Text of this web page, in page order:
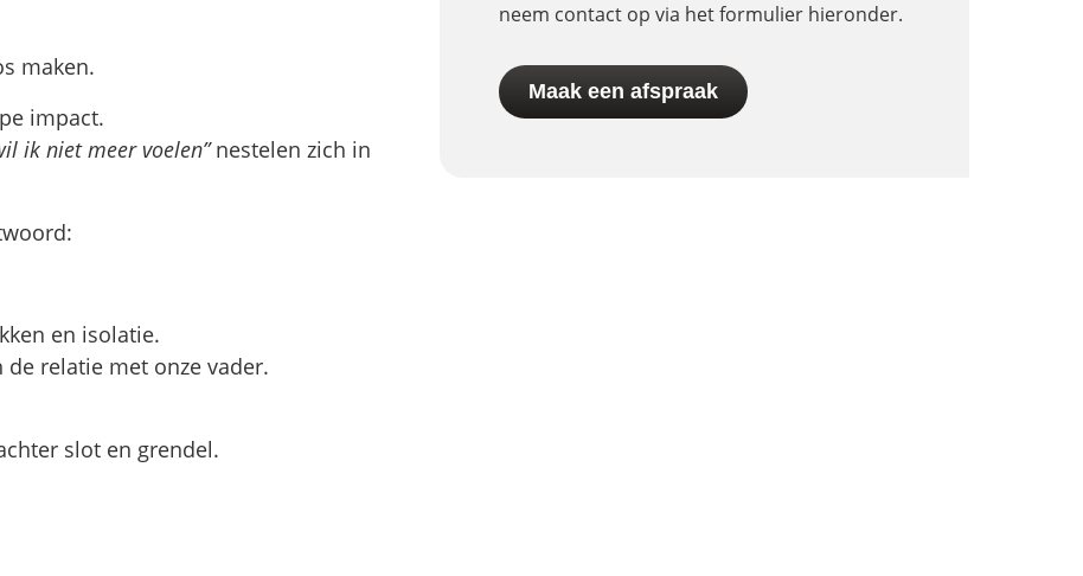
maken.
impact.
ik niet meer voelen”nestelen zich in
en isolatie.
relatie met onze vader.
slot en grendel.
neem contact op via het formulier hieronder.
Maak een afspraak